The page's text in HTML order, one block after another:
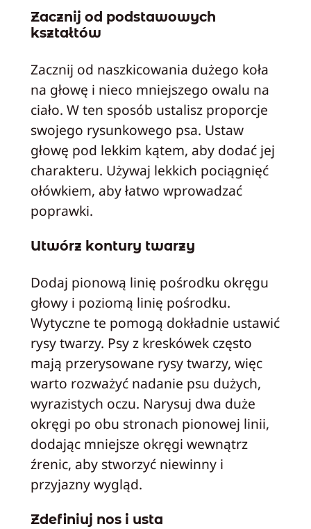
Zacznij od podstawowych
kształtów
Zacznij od naszkicowania dużego koła
na głowę i nieco mniejszego owalu na
ciało. W ten sposób ustalisz proporcje
swojego rysunkowego psa. Ustaw
głowę pod lekkim kątem, aby dodać jej
charakteru. Używaj lekkich pociągnięć
ołówkiem, aby łatwo wprowadzać
poprawki.
Utwórz kontury twarzy
Dodaj pionową linię pośrodku okręgu
głowy i poziomą linię pośrodku.
Wytyczne te pomogą dokładnie ustawić
rysy twarzy. Psy z kreskówek często
mają przerysowane rysy twarzy, więc
warto rozważyć nadanie psu dużych,
wyrazistych oczu. Narysuj dwa duże
okręgi po obu stronach pionowej linii,
dodając mniejsze okręgi wewnątrz
źrenic, aby stworzyć niewinny i
przyjazny wygląd.
Zdefiniuj nos i usta